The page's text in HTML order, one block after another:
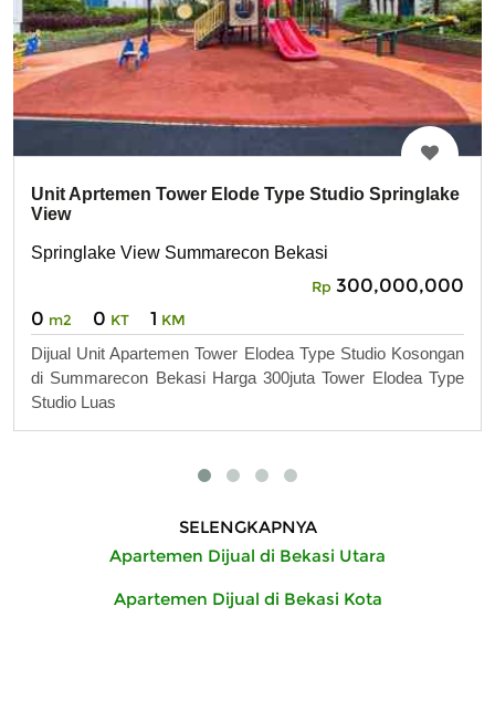
Unit Aprtemen Tower Elode Type Studio Springlake
View
Springlake View Summarecon Bekasi
Rp 300,000,000
0 m2 0 KT 1 KM
Dijual Unit Apartemen Tower Elodea Type Studio Kosongan
di Summarecon Bekasi Harga 300juta Tower Elodea Type
Studio Luas
SELENGKAPNYA
Apartemen Dijual di Bekasi Utara
Apartemen Dijual di Bekasi Kota